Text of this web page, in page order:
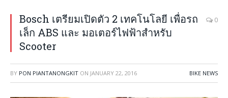
Bosch เตรียมเปิดตัว 2 เทคโนโลยี เพื่อรถ
เล็ก ABS และ มอเตอร์ไฟฟ้าสำหรับ
Scooter
0
BY PON PIANTANONGKIT ON JANUARY 22, 2016 BIKE NEWS